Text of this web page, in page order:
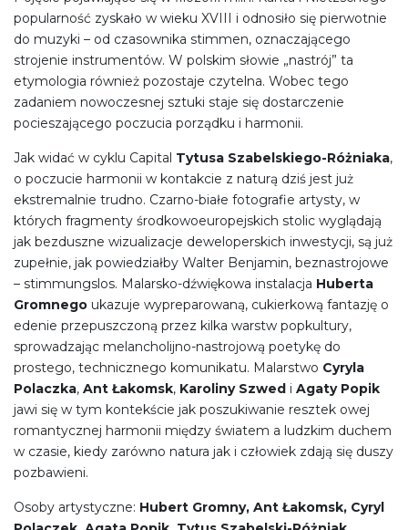
popularność zyskało w wieku XVIII i odnosiło się pierwotnie
do muzyki – od czasownika stimmen, oznaczającego
strojenie instrumentów. W polskim słowie „nastrój” ta
etymologia również pozostaje czytelna. Wobec tego
zadaniem nowoczesnej sztuki staje się dostarczenie
pocieszającego poczucia porządku i harmonii.
Jak widać w cyklu Capital Tytusa Szabelskiego-Różniaka,
o poczucie harmonii w kontakcie z naturą dziś jest już
ekstremalnie trudno. Czarno-białe fotografie artysty, w
których fragmenty środkowoeuropejskich stolic wyglądają
jak bezduszne wizualizacje deweloperskich inwestycji, są już
zupełnie, jak powiedziałby Walter Benjamin, beznastrojowe
– stimmungslos. Malarsko-dźwiękowa instalacja Huberta
Gromnego ukazuje wypreparowaną, cukierkową fantazję o
edenie przepuszczoną przez kilka warstw popkultury,
sprowadzając melancholijno-nastrojową poetykę do
prostego, technicznego komunikatu. Malarstwo Cyryla
Polaczka, Ant Łakomsk, Karoliny Szwed i Agaty Popik
jawi się w tym kontekście jak poszukiwanie resztek owej
romantycznej harmonii między światem a ludzkim duchem
w czasie, kiedy zarówno natura jak i człowiek zdają się duszy
pozbawieni.
Osoby artystyczne: Hubert Gromny, Ant Łakomsk, Cyryl